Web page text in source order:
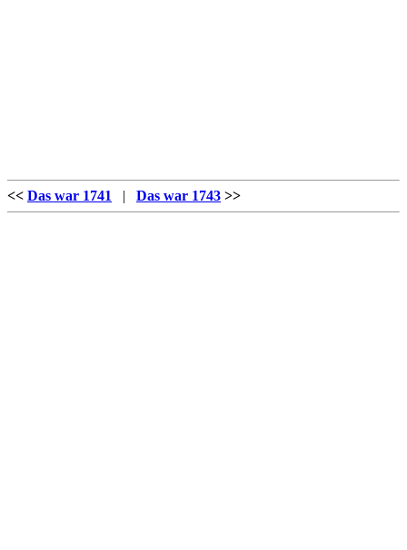
<< Das war 1741 | Das war 1743 >>